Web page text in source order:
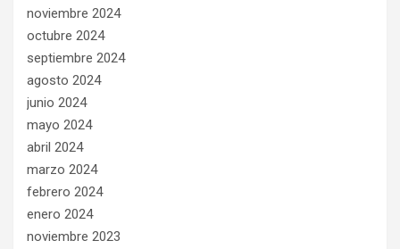
noviembre 2024
octubre 2024
septiembre 2024
agosto 2024
junio 2024
mayo 2024
abril 2024
marzo 2024
febrero 2024
enero 2024
noviembre 2023